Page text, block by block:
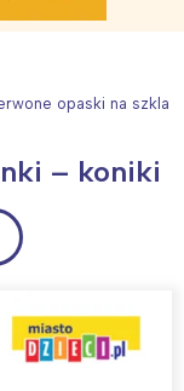
opaski na
– koniki